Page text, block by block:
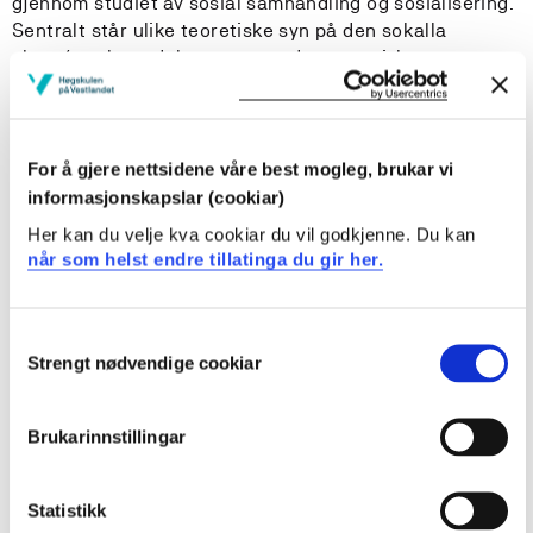
For å gjere nettsidene våre best mogleg, brukar vi
informasjonskapslar (cookiar)
Her kan du velje kva cookiar du vil godkjenne. Du kan
når som helst endre tillatinga du gir her.
Selection
Strengt nødvendige cookiar
Brukarinnstillingar
Statistikk
Sentralt står ulike teoretiske syn på den sokalla
aktør/struktur-debatten og andre teoretiske
diskusjonar som ulike perspektiv på sosial endring og
Vidare gjev emnet ein introduksjon til nyare
samfunnsvitskaplege teoriar særleg knytt til
diskusjonar om aukande individualisering, globalisering,
digitalisering og kulturell frisetjing.
Kunnskapar
har studenten brei kunnskap om sosiologiens nyare
historie, teoritradisjonar og eigenart mellom andre